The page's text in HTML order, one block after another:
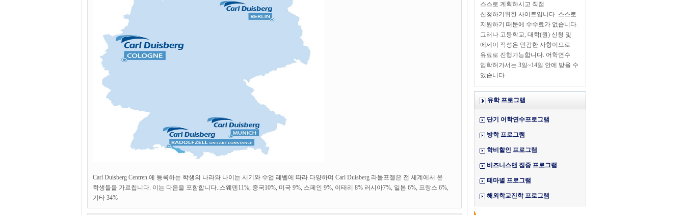
Carl Duisberg Centren 에 등록하는 학생의 나라와 나이는 시기와 수업 레벨에 따라 다양하며 Carl Duisberg 라돌프젤은 전 세계에서 온
학생들을 가르칩니다. 이는 다음을 포함합니다.:스웨덴11%, 중국10%, 미국 9%, 스페인 9%, 이태리 8% 러시아7%, 일본 6%, 프랑스 6%,
기타 34%
스스로 계획하시고 직접
신청하기위한 사이트입니다. 스스로
지원하기 때문에 수수료가 없습니다.
그러나 고등학교, 대학(원) 신청 및
에세이 작성은 민감한 사항이므로
유료로 진행가능합니다. 어학연수
입학허가서는 3일~14일 안에 받을 수
있습니다.
유학 프로그램
단기 어학연수프로그램
방학 프로그램
학비할인 프로그램
비즈니스맨 집중 프로그램
테마별 프로그램
해외학교진학 프로그램